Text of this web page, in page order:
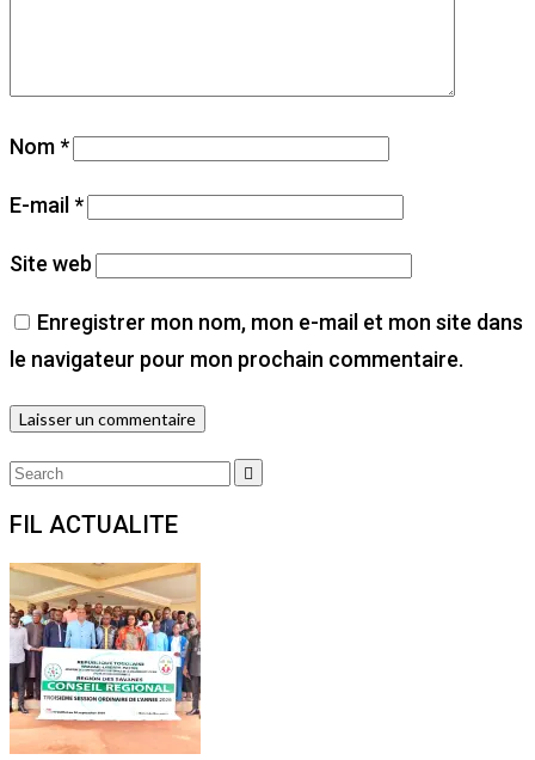
Nom*
E-mail*
Site web
Enregistrer mon nom, mon e-mail et mon site dans
le navigateur pour mon prochain commentaire.
Search
FIL ACTUALITE